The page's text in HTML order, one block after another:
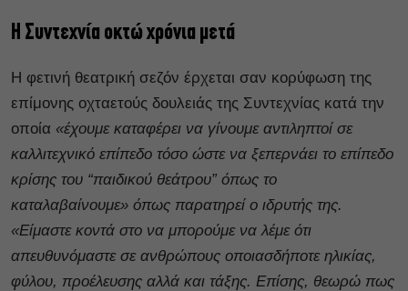
Η Συντεχνία οκτώ χρόνια μετά
Η φετινή θεατρική σεζόν έρχεται σαν κορύφωση της
επίμονης οχταετούς δουλειάς της Συντεχνίας κατά την
οποία «έχουμε καταφέρει να γίνουμε αντιληπτοί σε
καλλιτεχνικό επίπεδο τόσο ώστε να ξεπερνάει το επίπεδο
κρίσης του “παιδικού θεάτρου” όπως το
καταλαβαίνουμε» όπως παρατηρεί ο ιδρυτής της.
«Είμαστε κοντά στο να μπορούμε να λέμε ότι
απευθυνόμαστε σε ανθρώπους οποιασδήποτε ηλικίας,
φύλου, προέλευσης αλλά και τάξης. Επίσης, θεωρώ πως